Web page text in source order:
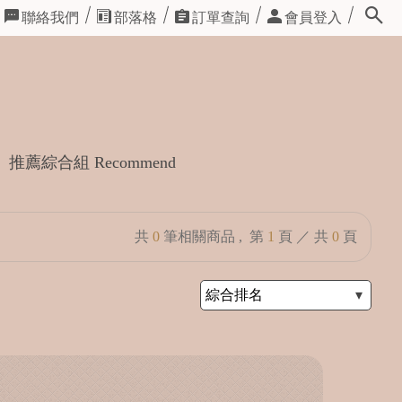
聯絡我們 部落格 訂單查詢 會員登入
推薦綜合組 Recommend
共 0 筆相關商品 , 第 1 頁 ／ 共 0 頁